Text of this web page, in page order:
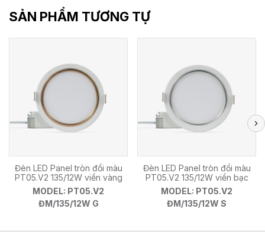
SẢN PHẨM TƯƠNG TỰ
Đèn LED Panel tròn đổi màu
PT05.V2 135/12W viền vàng
MODEL: PT05.V2
ĐM/135/12W G
Đèn LED Panel tròn đổi màu
PT05.V2 135/12W viền bạc
MODEL: PT05.V2
ĐM/135/12W S